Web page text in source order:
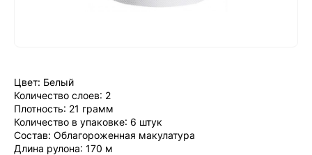
Цвет: Белый
Количество слоев: 2
Плотность: 21 грамм
Количество в упаковке: 6 штук
Состав: Облагороженная макулатура
Длина рулона: 170 м